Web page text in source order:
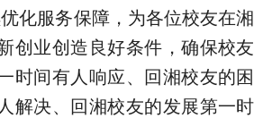
化服务保障，为各位校友在湘
创业创造良好条件，确保校友
时间有人响应、回湘校友的困
解决、回湘校友的发展第一时